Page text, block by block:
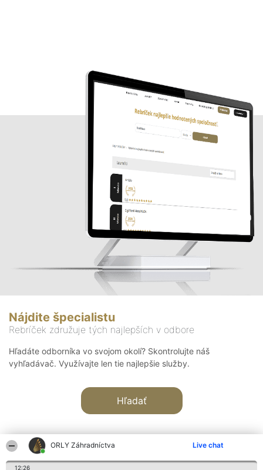
ORLY Záhradníctva Live chat
12:26
Nájdite špecialistu
Rebríček združuje tých najlepších v odbore
Hľadáte odborníka vo svojom okolí? Skontrolujte náš
vyhľadávač. Využívajte len tie najlepšie služby.
Hľadať